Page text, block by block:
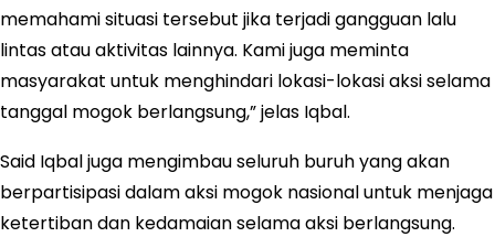
memahami situasi tersebut jika terjadi gangguan lalu
lintas atau aktivitas lainnya. Kami juga meminta
masyarakat untuk menghindari lokasi-lokasi aksi selama
tanggal mogok berlangsung,” jelas Iqbal.
Said Iqbal juga mengimbau seluruh buruh yang akan
berpartisipasi dalam aksi mogok nasional untuk menjaga
ketertiban dan kedamaian selama aksi berlangsung.